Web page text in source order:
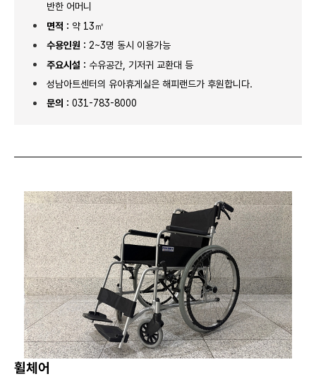
반한 어머니
면적 : 약 13㎡
수용인원 : 2~3명 동시 이용가능
주요시설 : 수유공간, 기저귀 교환대 등
성남아트센터의 유아휴게실은 해피랜드가 후원합니다.
문의 : 031-783-8000
휠체어